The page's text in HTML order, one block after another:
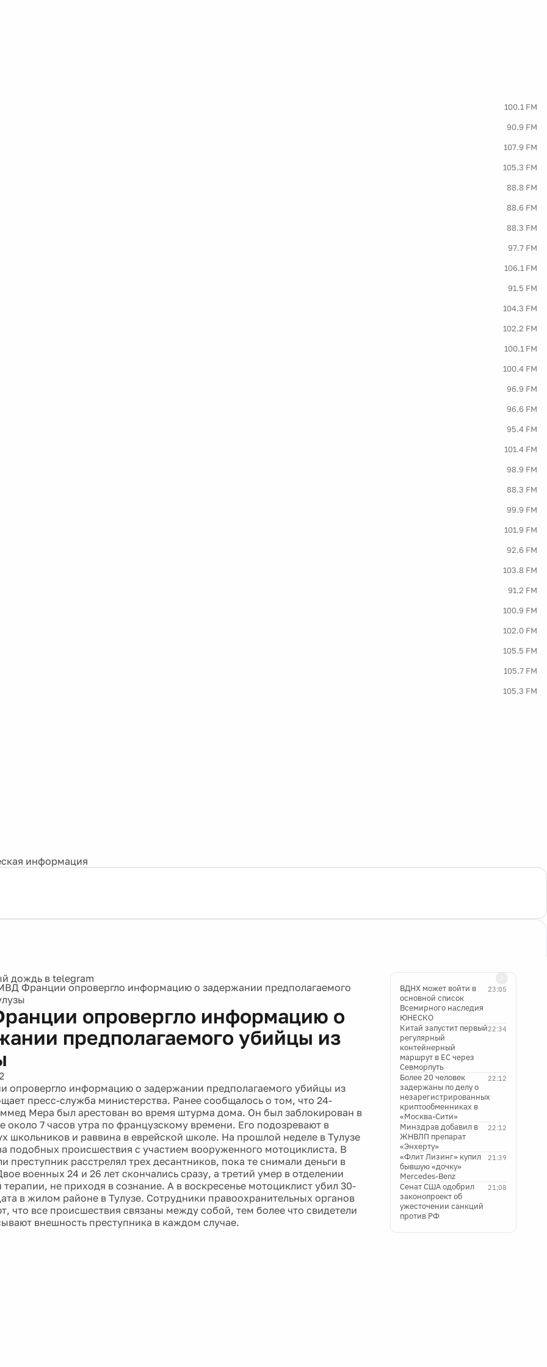
100.1 FM
90.9 FM
107.9 FM
105.3 FM
88.8 FM
88.6 FM
88.3 FM
97.7 FM
106.1 FM
91.5 FM
104.3 FM
102.2 FM
100.1 FM
100.4 FM
96.9 FM
96.6 FM
95.4 FM
101.4 FM
98.9 FM
88.3 FM
99.9 FM
101.9 FM
92.6 FM
103.8 FM
91.2 FM
100.9 FM
102.0 FM
105.5 FM
105.7 FM
105.3 FM
информация
Франции опровергло информацию о задержании предполагаемого
опровергло информацию о
предполагаемого убийцы из
опровергло информацию о задержании предполагаемого убийцы из
пресс-служба министерства. Ранее сообщалось о том, что 24-
Мера был арестован во время штурма дома. Он был заблокирован в
около 7 часов утра по французскому времени. Его подозревают в
школьников и раввина в еврейской школе. На прошлой неделе в Тулузе
подобных происшествия с участием вооруженного мотоциклиста. В
преступник расстрелял трех десантников, пока те снимали деньги в
военных 24 и 26 лет скончались сразу, а третий умер в отделении
терапии, не приходя в сознание. А в воскресенье мотоциклист убил 30-
в жилом районе в Тулузе. Сотрудники правоохранительных органов
что все происшествия связаны между собой, тем более что свидетели
внешность преступника в каждом случае.
23:05
ВДНХ может войти в
основной список
Всемирного наследия
ЮНЕСКО
22:34
Китай запустит первый
регулярный
контейнерный
маршрут в ЕС через
Севморпуть
22:12
Более 20 человек
задержаны по делу о
незарегистрированных
криптообменниках в
«Москва-Сити»
22:12
Минздрав добавил в
ЖНВЛП препарат
«Энхерту»
21:39
«Флит Лизинг» купил
бывшую «дочку»
Mercedes-Benz
21:08
Сенат США одобрил
законопроект об
ужесточении санкций
против РФ